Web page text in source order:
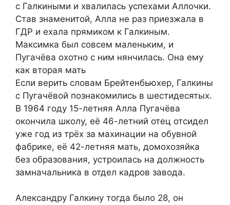
с Галкиными и хвалилась успехами Аллочки.
Став знаменитой, Алла не раз приезжала в
ГДР и ехала прямиком к Галкиным.
Максимка был совсем маленьким, и
Пугачёва охотно с ним нянчилась. Она ему
как вторая мать
Если верить словам Брейтенбьюхер, Галкины
с Пугачёвой познакомились в шестидесятых.
В 1964 году 15-летняя Алла Пугачёва
окончила школу, её 46-летний отец отсидел
уже год из трёх за махинации на обувной
фабрике, её 42-летняя мать, домохозяйка
без образования, устроилась на должность
замначальника в отдел кадров завода.
Александру Галкину тогда было 28, он